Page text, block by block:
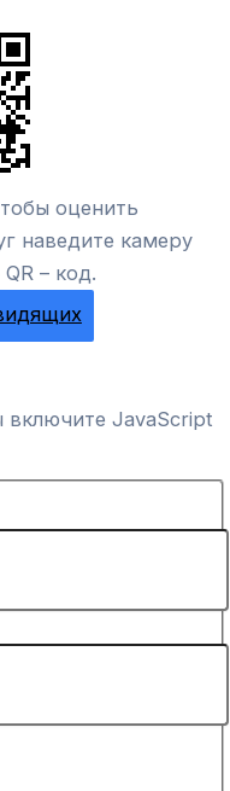
оценить
наведите камеру
– код.
JavaScript